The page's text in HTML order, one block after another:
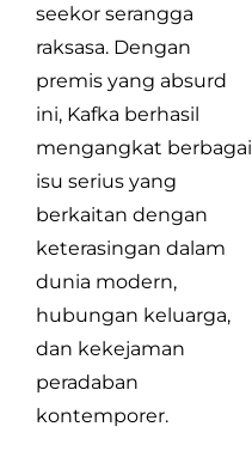
seekor serangga
raksasa. Dengan
premis yang absurd
ini, Kafka berhasil
mengangkat berbagai
isu serius yang
berkaitan dengan
keterasingan dalam
dunia modern,
hubungan keluarga,
dan kekejaman
peradaban
kontemporer.